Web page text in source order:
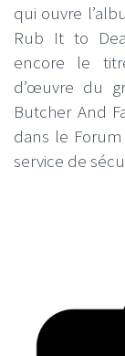
qui ouvre
Rub It to
encore le
d’œuvre du
Butcher And
dans le
service de